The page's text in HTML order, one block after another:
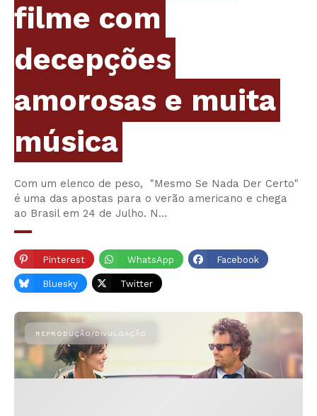
filme com
decepções
amorosas e muita
música
Com um elenco de peso, "Mesmo Se Nada Der Certo"
é uma das apostas para o verão americano e chega
ao Brasil em 24 de Julho. N…
Pinterest WhatsApp Facebook
Bluesky Twitter